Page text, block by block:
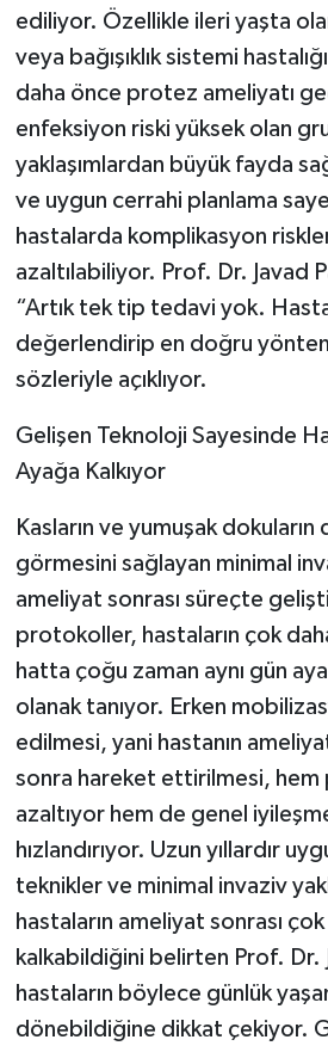
ediliyor. Özellikle ileri yaşta
veya bağışıklık sistemi
daha önce protez ameliyatı
enfeksiyon riski yüksek olan
yaklaşımlardan büyük fayda
ve uygun cerrahi planlama
hastalarda komplikasyon
azaltılabiliyor. Prof. Dr. Javad
“Artık tek tip tedavi yok.
değerlendirip en doğru
sözleriyle açıklıyor.
Gelişen Teknoloji Sayesinde
Ayağa Kalkıyor
Kasların ve yumuşak dokuların
görmesini sağlayan minimal
ameliyat sonrası süreçte
protokoller, hastaların çok
hatta çoğu zaman aynı gün
olanak tanıyor. Erken
edilmesi, yani hastanın
sonra hareket ettirilmesi, hem
azaltıyor hem de genel
hızlandırıyor. Uzun yıllardır
teknikler ve minimal invaziv
hastaların ameliyat sonrası çok
kalkabildiğini belirten Prof. Dr.
hastaların böylece günlük
dönebildiğine dikkat çekiyor.